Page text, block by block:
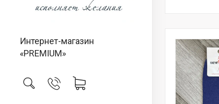
Интернет-магазин
«PREMIUM»